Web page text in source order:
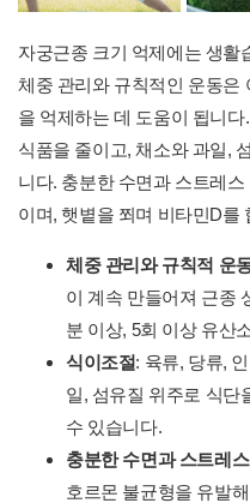
자궁근종 크기 억제에는 생활
체중 관리와 규칙적인 운동은
을 억제하는 데 도움이 됩니
식품을 줄이고, 채소와 과일,
니다. 충분한 수면과 스트레
이며, 햇볕을 쬐며 비타민D를
체중 관리와 규칙적 운
이 계속 만들어져 근종
분 이상, 5회 이상 유산
식이조절: 육류, 당류,
일, 섬유질 위주로 식단
수 있습니다.
충분한 수면과 스트레
호르몬 불균형을 유발